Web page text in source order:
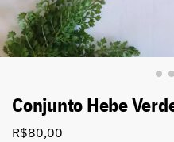
Conjunto Hebe
R$80,00